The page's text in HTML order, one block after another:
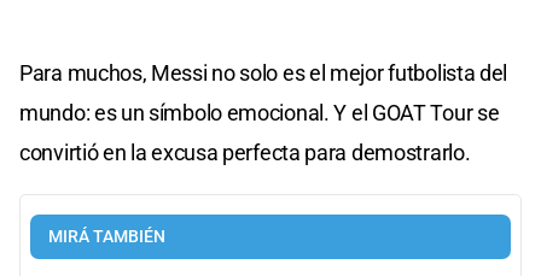
Para muchos, Messi no solo es el mejor futbolista del
mundo: es un símbolo emocional. Y el GOAT Tour se
convirtió en la excusa perfecta para demostrarlo.
MIRÁ TAMBIÉN